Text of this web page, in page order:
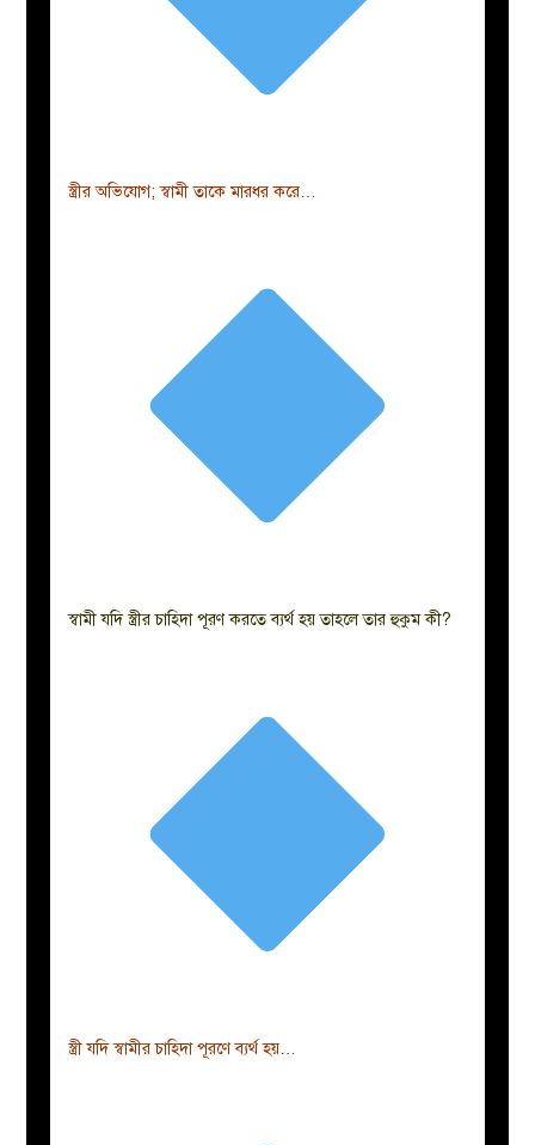
স্ত্রীর অভিযোগ; স্বামী তাকে মারধর করে…
স্বামী যদি স্ত্রীর চাহিদা পূরণ করতে ব্যর্থ হয় তাহলে তার হুকুম কী?
স্ত্রী যদি স্বামীর চাহিদা পূরণে ব্যর্থ হয়…